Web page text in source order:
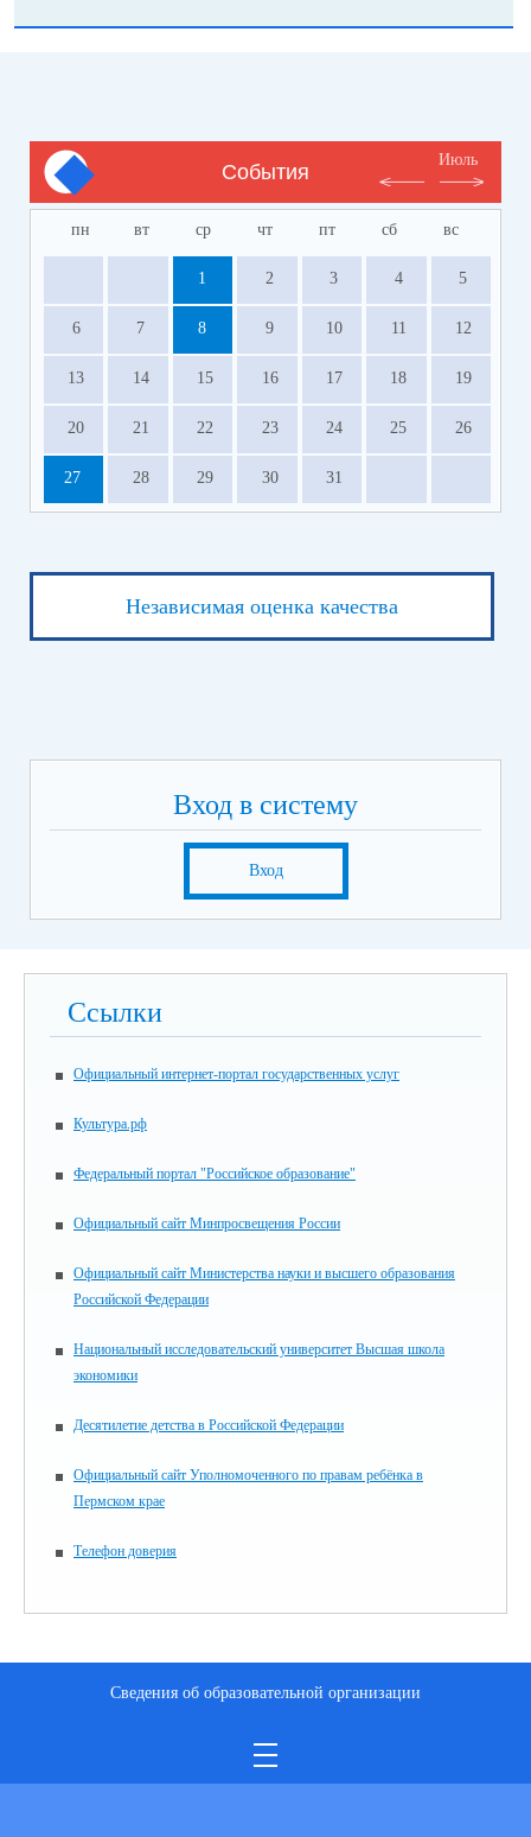
События
Июль
пн вт ср чт пт сб вс
1 2 3 4 5
6 7 8 9 10 11 12
13 14 15 16 17 18 19
20 21 22 23 24 25 26
27 28 29 30 31
Независимая оценка качества
Вход в систему
Вход
Ссылки
Официальный интернет-портал государственных услуг
Культура.рф
Федеральный портал "Российское образование"
Официальный сайт Минпросвещения России
Официальный сайт Министерства науки и высшего образования
Российской Федерации
Национальный исследовательский университет Высшая школа
экономики
Десятилетие детства в Российской Федерации
Официальный сайт Уполномоченного по правам ребёнка в
Пермском крае
Телефон доверия
Сведения об образовательной организации